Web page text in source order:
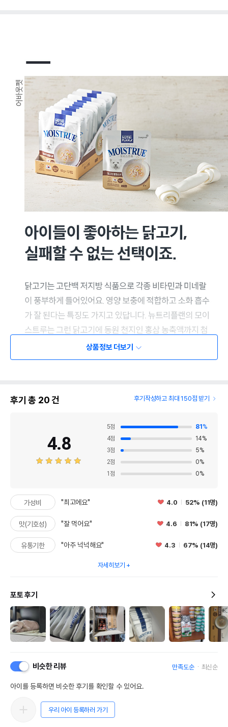
상품정보 더보기
후기 총 20건 후기작성하고 최대 150점 받기
4.8
5점 81 %
4점 14%
3점 5%
2점 0%
1 점 0%
가성비 "최고에요" 4.0 52% (11명)
맛(기호성) "잘 먹어요" 4.6 81% (17명)
유통기한 "아주 넉넉해요" 4.3 67% (14명)
자세히보기
포토 후기
비슷한 리뷰 만족도순 최신순
아이를 등록하면 비슷한 후기를 확인할 수 있어요.
우리 아이 등록하러 가기